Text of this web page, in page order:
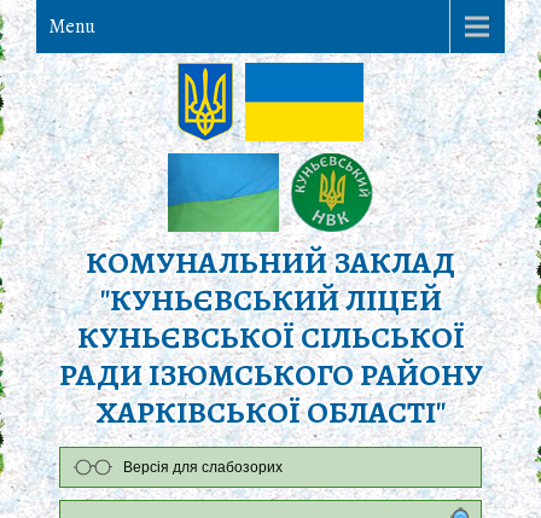
Menu
КОМУНАЛЬНИЙ ЗАКЛАД
"КУНЬЄВСЬКИЙ ЛІЦЕЙ
КУНЬЄВСЬКОЇ СІЛЬСЬКОЇ
РАДИ ІЗЮМСЬКОГО РАЙОНУ
ХАРКІВСЬКОЇ ОБЛАСТІ"
Версія для слабозорих